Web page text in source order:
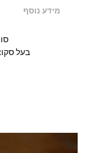
מידע נוסף
בעל